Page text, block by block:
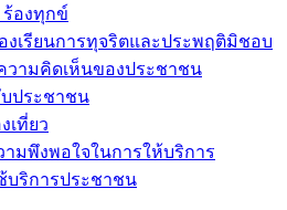
ร้องทุกข์
องเรียนการทุจริตและประพฤติมิชอบ
วามคิดเห็นของประชาชน
ประชาชน
เที่ยว
ามพึงพอใจในการให้บริการ
บริการประชาชน